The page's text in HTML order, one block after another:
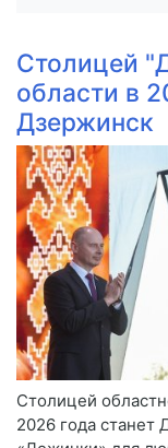
Столицей
области в
Дзержинск
Столицей
2026 года станет